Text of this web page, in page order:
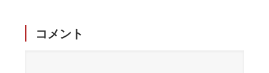
コメント